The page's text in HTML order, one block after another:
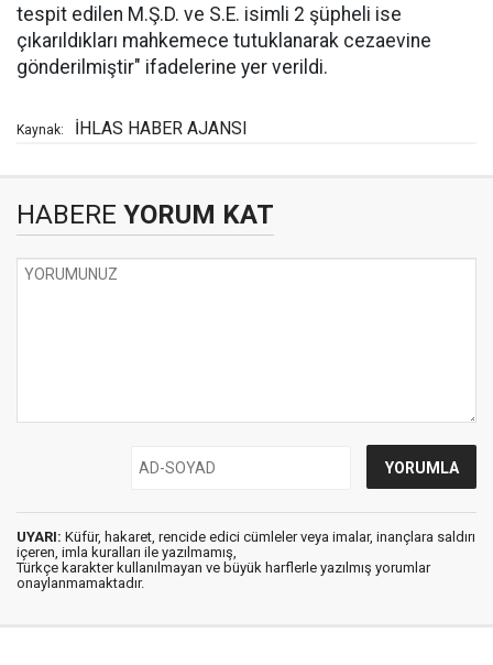
tespit edilen M.Ş.D. ve S.E. isimli 2 şüpheli ise
çıkarıldıkları mahkemece tutuklanarak cezaevine
gönderilmiştir" ifadelerine yer verildi.
Kaynak: İHLAS HABER AJANSI
HABERE YORUM KAT
UYARI: Küfür, hakaret, rencide edici cümleler veya imalar, inançlara saldırı
içeren, imla kuralları ile yazılmamış,
Türkçe karakter kullanılmayan ve büyük harflerle yazılmış yorumlar
onaylanmamaktadır.